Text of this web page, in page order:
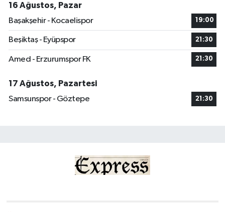
16 Ağustos, Pazar
Başakşehir - Kocaelispor
19:00
Beşiktaş - Eyüpspor 21:30
Amed - Erzurumspor FK 21:30
17 Ağustos, Pazartesi
Samsunspor - Göztepe
21:30